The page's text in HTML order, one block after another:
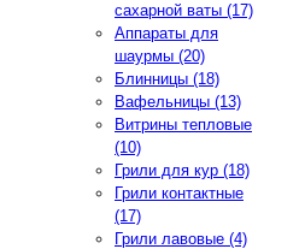
сахарной ваты (17)
Аппараты для
шаурмы (20)
Блинницы (18)
Вафельницы (13)
Витрины тепловые
(10)
Грили для кур (18)
Грили контактные
(17)
Грили лавовые (4)